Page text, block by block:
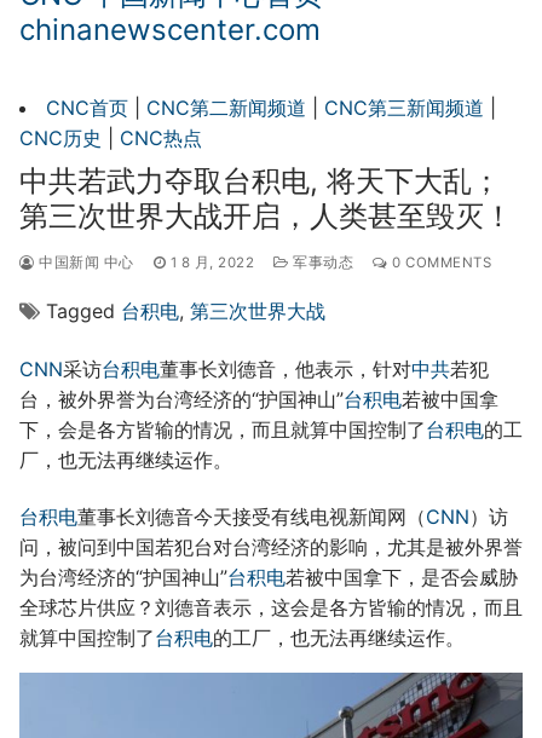
chinanewscenter.com
CNC首页 CNC第二新闻频道 CNC第三新闻频道
CNC历史
CNC热点
中共若武力夺取台积电, 将天下大乱；
第三次世界大战开启，人类甚至毁灭！
中国新闻 中心 1 8 月, 2022 军事动态 0 COMMENTS
Tagged 台积电, 第三次世界大战
CNN采访台积电董事长刘德音，他表示，针对中共若犯
台，被外界誉为台湾经济的“护国神山”台积电若被中国拿
下，会是各方皆输的情况，而且就算中国控制了台积电的工
厂，也无法再继续运作。
台积电董事长刘德音今天接受有线电视新闻网（CNN）访
问，被问到中国若犯台对台湾经济的影响，尤其是被外界誉
为台湾经济的“护国神山”台积电若被中国拿下，是否会威胁
全球芯片供应？刘德音表示，这会是各方皆输的情况，而且
就算中国控制了台积电的工厂，也无法再继续运作。